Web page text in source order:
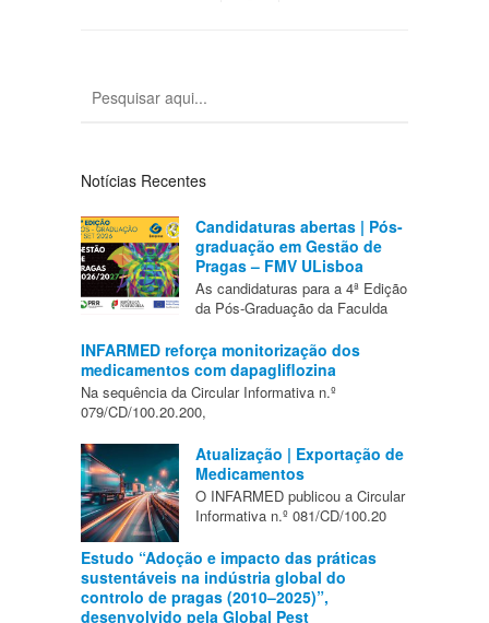
Notícias Recentes
Candidaturas abertas | Pós-
graduação em Gestão de
Pragas – FMV ULisboa
As candidaturas para a 4ª Edição
da Pós-Graduação da Faculda
INFARMED reforça monitorização dos
medicamentos com dapagliflozina
Na sequência da Circular Informativa n.º
079/CD/100.20.200,
Atualização | Exportação de
Medicamentos
O INFARMED publicou a Circular
Informativa n.º 081/CD/100.20
Estudo “Adoção e impacto das práticas
sustentáveis na indústria global do
controlo de pragas (2010–2025)”,
desenvolvido pela Global Pest